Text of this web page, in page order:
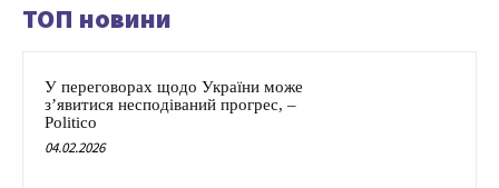
ТОП новини
У переговорах щодо України може
з’явитися несподіваний прогрес, –
Politico
04.02.2026